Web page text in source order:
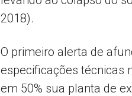
2018).
O primeiro alerta de
especificações técnicas
em 50% sua planta de